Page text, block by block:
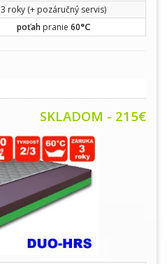
3 roky (+ pozáručný servis)
poťahpranie 60°C
SKLADOM - 215€